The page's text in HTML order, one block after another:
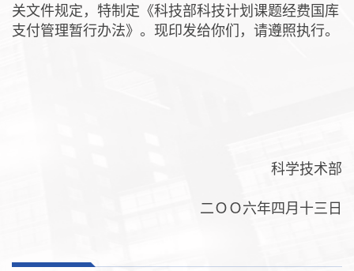
关文件规定，特制定《科技部科技计划课题经费国库
支付管理暂行办法》。现印发给你们，请遵照执行。
科学技术部
二ＯＯ六年四月十三日